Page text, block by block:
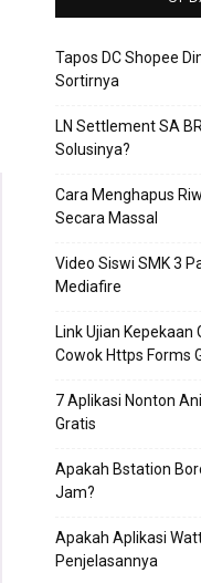
Tapos DC Shopee
Sortirnya
LN Settlement SA
Solusinya?
Cara Menghapus
Secara Massal
Video Siswi SMK 3
Mediafire
Link Ujian Kepekaan
Cowok Https Forms
7 Aplikasi Nonton
Gratis
Apakah Bstation
Jam?
Apakah Aplikasi
Penjelasannya